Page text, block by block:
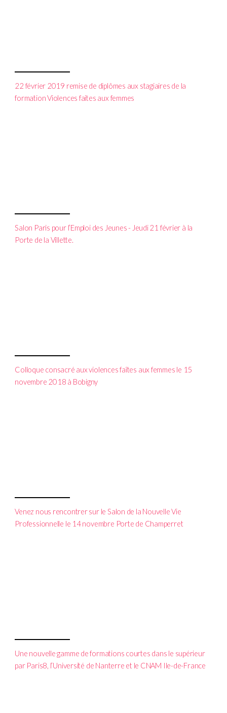
22 février 2019 remise de diplômes aux stagiaires de la
formation Violences faites aux femmes
Salon Paris pour l’Emploi des Jeunes - Jeudi 21 février à la
Porte de la Villette.
Colloque consacré aux violences faîtes aux femmes le 15
novembre 2018 à Bobigny
Venez nous rencontrer sur le Salon de la Nouvelle Vie
Professionnelle le 14 novembre Porte de Champerret
Une nouvelle gamme de formations courtes dans le supérieur
par Paris8, l’Université de Nanterre et le CNAM Ile-de-France